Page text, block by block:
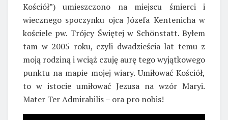
Kościół”) umieszczono na miejscu śmierci i
wiecznego spoczynku ojca Józefa Kentenicha w
kościele pw. Trójcy Świętej w Schönstatt. Byłem
tam w 2005 roku, czyli dwadzieścia lat temu z
moją rodziną i wciąż czuję aurę tego wyjątkowego
punktu na mapie mojej wiary. Umiłować Kościół,
to w istocie umiłować Jezusa na wzór Maryi.
Mater Ter Admirabilis – ora pro nobis!